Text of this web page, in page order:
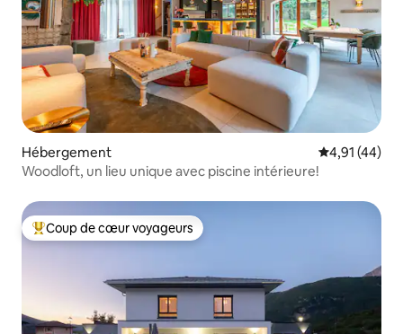
Hébergement Évaluation
4,91 (44)
Woodloft, un lieu unique avec piscine intérieure!
Coups de cœur voyageurs les plus appréciés
Coup de cœur voyageurs